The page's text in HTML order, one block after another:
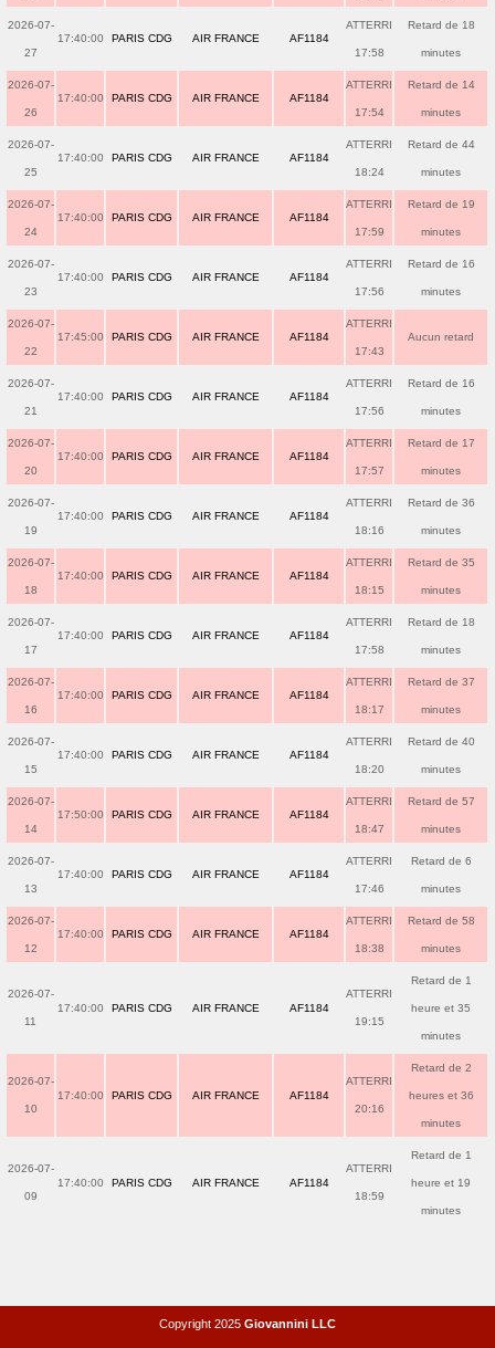
2026-07-
27
17:40:00 PARIS CDG AIR FRANCE AF1184
ATTERRI
17:58
Retard de 18
minutes
2026-07-
26
17:40:00 PARIS CDG AIR FRANCE AF1184
ATTERRI
17:54
Retard de 14
minutes
2026-07-
25
17:40:00 PARIS CDG AIR FRANCE AF1184
ATTERRI
18:24
Retard de 44
minutes
2026-07-
24
17:40:00 PARIS CDG AIR FRANCE AF1184
ATTERRI
17:59
Retard de 19
minutes
2026-07-
23
17:40:00 PARIS CDG AIR FRANCE AF1184
ATTERRI
17:56
Retard de 16
minutes
2026-07-
22
17:45:00 PARIS CDG AIR FRANCE AF1184
ATTERRI
17:43
Aucun retard
2026-07-
21
17:40:00 PARIS CDG AIR FRANCE AF1184
ATTERRI
17:56
Retard de 16
minutes
2026-07-
20
17:40:00 PARIS CDG AIR FRANCE AF1184
ATTERRI
17:57
Retard de 17
minutes
2026-07-
19
17:40:00 PARIS CDG AIR FRANCE AF1184
ATTERRI
18:16
Retard de 36
minutes
2026-07-
18
17:40:00 PARIS CDG AIR FRANCE AF1184
ATTERRI
18:15
Retard de 35
minutes
2026-07-
17
17:40:00 PARIS CDG AIR FRANCE AF1184
ATTERRI
17:58
Retard de 18
minutes
2026-07-
16
17:40:00 PARIS CDG AIR FRANCE AF1184
ATTERRI
18:17
Retard de 37
minutes
2026-07-
15
17:40:00 PARIS CDG AIR FRANCE AF1184
ATTERRI
18:20
Retard de 40
minutes
2026-07-
14
17:50:00 PARIS CDG AIR FRANCE AF1184
ATTERRI
18:47
Retard de 57
minutes
2026-07-
13
17:40:00 PARIS CDG AIR FRANCE AF1184
ATTERRI
17:46
Retard de 6
minutes
2026-07-
12
17:40:00 PARIS CDG AIR FRANCE AF1184
ATTERRI
18:38
Retard de 58
minutes
2026-07-
11
17:40:00 PARIS CDG AIR FRANCE AF1184
ATTERRI
19:15
Retard de 1
heure et 35
minutes
2026-07-
10
17:40:00 PARIS CDG AIR FRANCE AF1184
ATTERRI
20:16
Retard de 2
heures et 36
minutes
2026-07-
09
17:40:00 PARIS CDG AIR FRANCE AF1184
ATTERRI
18:59
Retard de 1
heure et 19
minutes
Copyright 2025 Giovannini LLC